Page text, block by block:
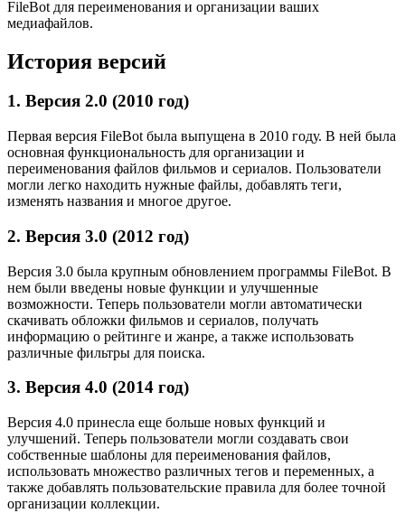
FileBot для переименования и организации ваших
медиафайлов.
История версий
1. Версия 2.0 (2010 год)
Первая версия FileBot была выпущена в 2010 году. В ней была
основная функциональность для организации и
переименования файлов фильмов и сериалов. Пользователи
могли легко находить нужные файлы, добавлять теги,
изменять названия и многое другое.
2. Версия 3.0 (2012 год)
Версия 3.0 была крупным обновлением программы FileBot. В
нем были введены новые функции и улучшенные
возможности. Теперь пользователи могли автоматически
скачивать обложки фильмов и сериалов, получать
информацию о рейтинге и жанре, а также использовать
различные фильтры для поиска.
3. Версия 4.0 (2014 год)
Версия 4.0 принесла еще больше новых функций и
улучшений. Теперь пользователи могли создавать свои
собственные шаблоны для переименования файлов,
использовать множество различных тегов и переменных, а
также добавлять пользовательские правила для более точной
организации коллекции.